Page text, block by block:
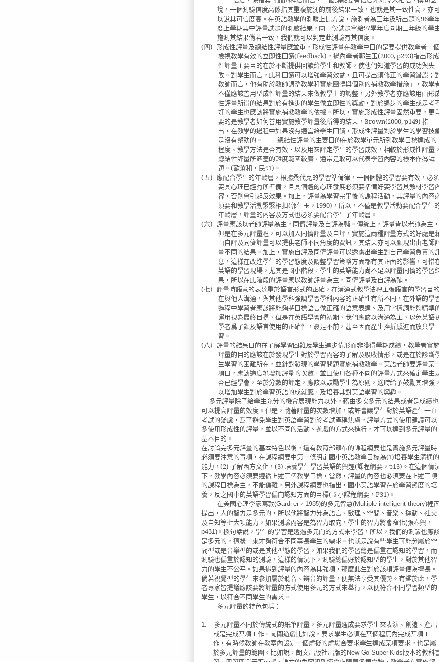
說，一個測驗信度高係指其重複施測的前後結果一致，也就是其一致性高，亦
以說其可信度高。在英語教學的測驗上比方說，施測者為三年級所出題的96學
度上學期其中評量試題的測驗結果，同一份試題拿給97學年度同期三年級的學
施測其結果倘若一致，我們就可以判定此測驗有其信度。
(四) 形成性評量及總結性評量應並重，形成性評量在教學中目的是要提供教學者一個
檢視教學有效的立即性回饋(feedback) ，過內學者郭生玉(2000, p293)指出形成
性評量主要目的在於不斷提供回饋給學生和教師，使他們知道學習的成功與失
敗。對學生而言，此種回饋可以增強學習效益，且可提出須修正的學習錯誤；
教師而言，他有助於教師調整教學和實施團體與個別的補救教學措施」
，教學
不僅應該善用型成性評量的結果來做教學上的調整，另外教學者亦應該用由形
性評量所得的結果對於有進步的學生做立即性的獎勵，對於退步的學生或是考
好的學生也應該將實施補救教學的依據。所以，實施形成性評量固然重要，更
要的是教學者如何善用實施教學評量後所得的結果， Brown(2000, p149) 指
出，在教學的過程中如果沒有適當給學生回饋，形成性評量對於學生的學習技
是沒有幫助的。
總結性評量的主要目的在於教學單元所列教學目標達成的
程度、教學方法是否有效、以及用來評定學生的學習成效，相較於形成性評量，
總結性評量所涵蓋的難度範圍較廣，通常是取可以代表學習內容的樣本作為試
題。 (歐滄和，民91) 。
(五) 應配合學生的年齡層，根據桑代克的學習準備律，一個個體的學習要有效，必須
要其心理已經有所準備，且其個體的心理發展必須要準備好要學習其教材學習
容，否則會引起反效果。加上，評量為學習完畢後的課程活動，其評量的內容
須要和教學活動緊緊相扣(郭生玉， 1990) ，所以，不僅是教學活動要配合學生
年齡層，評量的內容及方式也必須要配合學生了年齡層。
(六) 評量應該以老師評量為主，同儕評量及自評為輔。傳統上，評量皆以老師為主，
但是在多元評量裡，可以加入同儕評量及自評，實施這兩種評量方式的好處是
由自評及同儕評量可以提供老師不同角度的資訊，其結果亦可以顯現出由老師
量不同的結果。加上，實施自評及同儕評量可以透露出學生對自己學習負責的
息，這樣在改進學生的學習態度及調整學習策略方面都有其正面的影響，可惜
英語的學習現場，尤其是國小階段，學生的英語能力尚不足以評量同儕的學習
果，所以在此階段的評量應以教師評量為主，同儕評量及自評為輔。
(七) 評量時語意的表達重於語言形式的正確，在溝通式教學法裡主張語言的學習目的
在與他人溝通，與其他學科強調學習學科內容的正確性有所不同，在外語的學
過程中學習者應該將能夠將目標語言做正確的語意表達、及用字遣詞能夠精準
運用視為最終目標，但是在英語學習的初期，我們應該以溝通為主，以免英語
學者爲了顧及語言使用的正確性，裹足不前，甚至因而產生挫折感進而放棄學
習。
(八) 評量的結果目的在了解學習困難及學生進步情形而非獲得學期成績，教學者實施
評量的目的應該在於發現學生對於學習內容的了解及吸收情形，或是在於診斷
生學習的困難所在，並針對發現的學習問題實施補救教學。英語老師要評量某
項目，應該適度地增加評量的次數，並且使用各種不同的評量方式來確定學生
否已經學會，至於分數的評定，應該以鼓勵學生為原則，適時給予鼓勵其增強，
以增加學生對於學習英語的成就感，及培養其對英語學習的興趣。
多元評量除了給學生充分的機會展現能力以外，藉由多次多元的結果或者是成績也
可以提高評量的效度。但是，隨著評量的次數增加，或許會讓學生對於英語產生一直
考試的疑慮，爲了避免學生對英語學習對於考試產稱焦慮，評量方式的使用建議可以
多使用形成性的評量，並以不同的活動、遊戲的方式來進行，才可以達到多元評量的
基本目的。
在討論完多元評量的基本特色以後，還有教育部頒布的課程綱要也是實施多元評量時
必須要注意的事項，在課程綱要中第一條明定國小英語教學目標為(1)培養學生溝通的
能力， (2) 了解西方文化， (3) 培養學生學習英語的興趣(課程綱要， p13) 。在這個情
下，教學內容必須要遵循上述三個教學目標，當然，評量的內容也必須要在上述三項
的課程目標為主，不能偏離，另外課程綱要也指出，國小英語學習在於學習態度的培
養，反之國中的英語學習偏向認知方面的目標(國小課程綱要， P31) 。
在美國心理學家葛敦(Gardner， 1985)的多元智慧(Multiple-intelligent theory)裡
提出，人的智力是多元的，所以他將智力分為語言、數理、空間、音樂、運動、社交
及自知等七大項能力，如果測驗內容是為智力取向，學生的智力將會窄化(張春興，
p431)。換句話說，學生的學習是透過多元向的方式來學習，所以，我們的測驗也應
是多元的，這樣一來才夠符合不同專長學生的需求。也就是說有些學生可能分屬於空
間型或是音樂型的或是其他型態的學習，如果我們的學習總是偏重在認知的學習，而
測驗也偏重於認知的測驗，這樣的情況下，測驗總偏好於認知型的學生，對於其他智
力的學生不公平。如果遇到評量的內容為其強項，那麼此生對於該項評量便為擅長。
倘若視覺型的學生來參加屬於聽音、辨音的評量，便無法享受其優勢。有鑑於此，學
者專家皆提議應該要將評量的方式使用多元的方式來舉行，以便符合不同學習類型的
學生，以符合不同學生的需求。
多元評量的特色包括：
1.
多元評量不同於傳統式的紙筆評量，多元評量通成要求學生來表演、創造、產出
或是完成某項工作。闖關遊戲比如說，要求學生必須在某個程度內完成某項工
作，有時候教師在教室內設定一個虛擬的虛場合要求學生達成某項要求，也是屬
於多元評量的範圍。比如說，朗文出版社出版的 New Go Super Kids版本的教科